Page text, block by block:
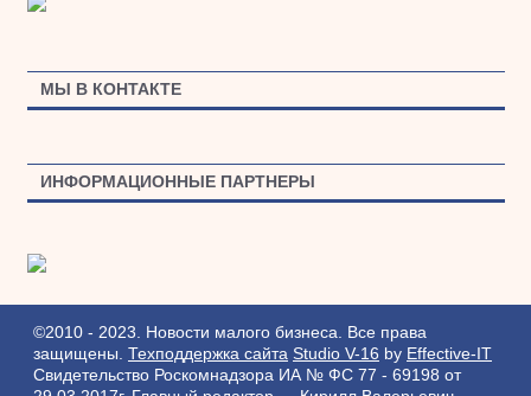
МЫ В КОНТАКТЕ
ИНФОРМАЦИОННЫЕ ПАРТНЕРЫ
©2010 - 2023. Новости малого бизнеса. Все права
защищены. Техподдержка сайта Studio V-16 by Effective-IT
Свидетельство Роскомнадзора ИА № ФС 77 - 69198 от